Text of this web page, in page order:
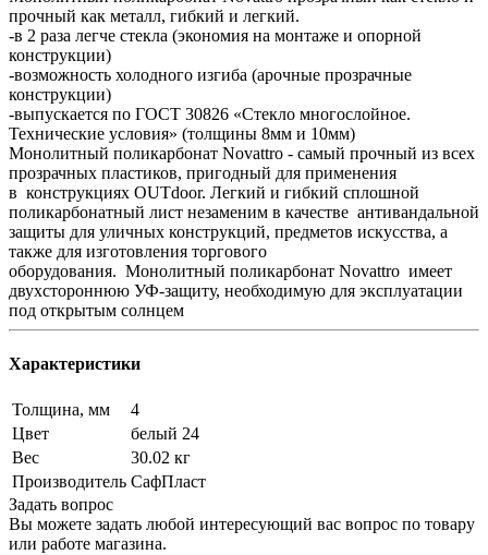
прочный как металл, гибкий и легкий.
-в 2 раза легче стекла (экономия на монтаже и опорной
конструкции)
-возможность холодного изгиба (арочные прозрачные
конструкции)
-выпускается по ГОСТ 30826 «Стекло многослойное.
Технические условия» (толщины 8мм и 10мм)
Монолитный поликарбонат Novattro - самый прочный из всех
прозрачных пластиков, пригодный для применения
в конструкциях OUTdoor. Легкий и гибкий сплошной
поликарбонатный лист незаменим в качестве антивандальной
защиты для уличных конструкций, предметов искусства, а
также для изготовления торгового
оборудования. Монолитный поликарбонат Novattro имеет
двухстороннюю УФ-защиту, необходимую для эксплуатации
под открытым солнцем
Характеристики
Толщина, мм
4
Цвет
белый 24
Вес
30.02 кг
Производитель СафПласт
Задать вопрос
Вы можете задать любой интересующий вас вопрос по товару
или работе магазина.